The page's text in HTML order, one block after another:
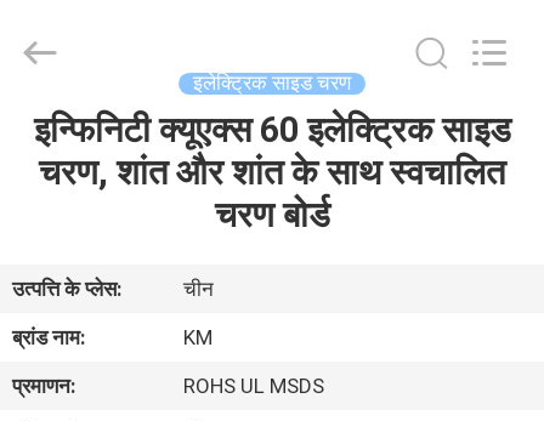
घर
हमारे
बारे
में
Technology
Reserved.
इलेक्ट्रिक साइड चरण
इन्फिनिटी क्यूएक्स 60 इलेक्ट्रिक साइड
चरण, शांत और शांत के साथ स्वचालित
चरण बोर्ड
उत्पत्ति के प्लेस:
चीन
ब्रांड नाम:
KM
प्रमाणन:
ROHS UL MSDS